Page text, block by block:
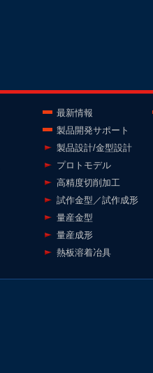
最新情報
製品開発サポート
製品設計/金型設計
プロトモデル
高精度切削加工
試作金型／試作成形
量産金型
量産成形
熱板溶着冶具